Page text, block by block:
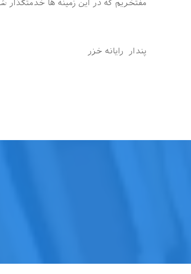
مفتخریم که در این زمینه ها خدمتگذار
پندار رایانه خزر